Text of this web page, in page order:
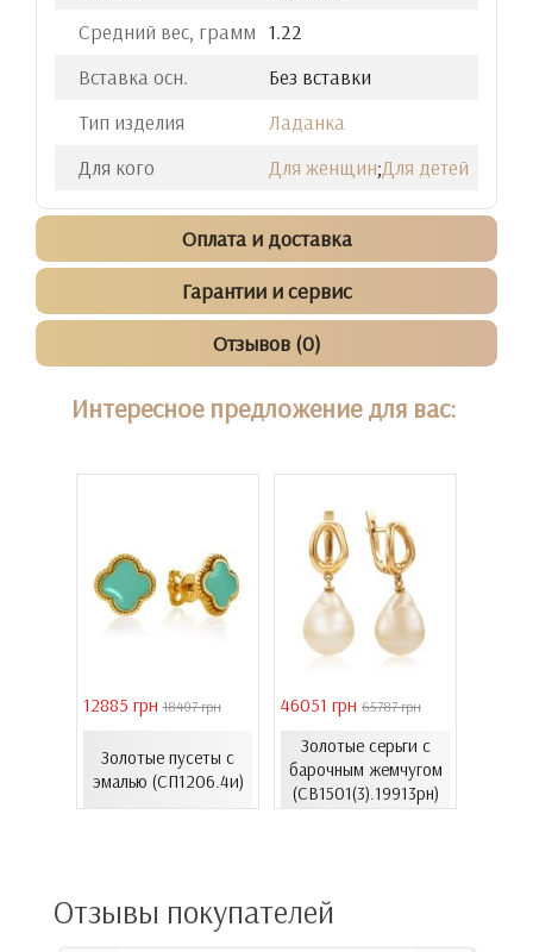
Средний вес, грамм 1.22
Вставка осн.
Без вставки
Тип изделия
Ладанка
Для кого
Для женщин;Для детей
Оплата и доставка
Гарантии и сервис
Отзывов (0)
Интересное предложение для вас:
12885 грн 18407 грн
Золотые пусеты с
эмалью (СП1206.4и)
46051 грн 65787 грн
Золотые серьги с
барочным жемчугом
(СВ1501(3).19913рн)
Отзывы покупателей